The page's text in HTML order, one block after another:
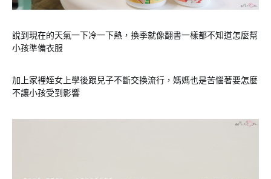
說到現在的天氣一下冷一下熱，換季就像翻書一樣都不知道怎麼幫
小孩準備衣服
加上家裡姪女上學後跟兒子不斷交換流行，媽媽也是苦惱著要怎麼
不讓小孩受到影響